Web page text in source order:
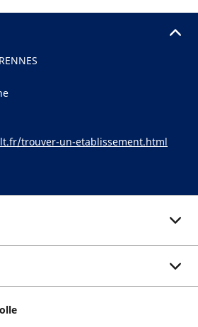
trouver-un-etablissement.html